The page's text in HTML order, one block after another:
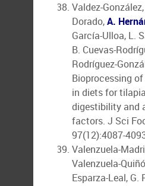
Valdez-
Dorado,A.
García-Ulloa, L.
B. Cuevas-
Rodríguez-
Bioprocessing
in diets for
digestibility and
factors. J Sci
97(12):4087-
Valenzuela-
Valenzuela-
Esparza-Leal, G.